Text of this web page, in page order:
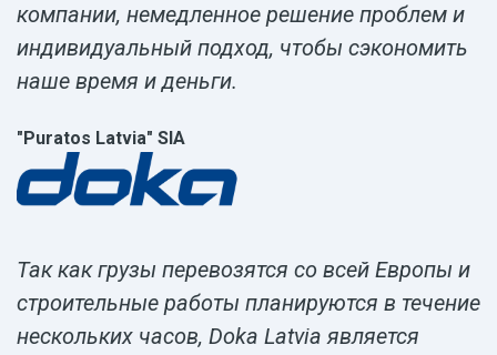
компании, немедленное решение проблем и
индивидуальный подход, чтобы сэкономить
наше время и деньги.
"Puratos Latvia" SIA
Так как грузы перевозятся со всей Европы и
строительные работы планируются в течение
нескольких часов, Doka Latvia является